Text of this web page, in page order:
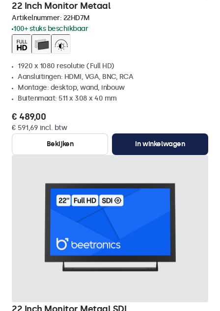
22 Inch Monitor Metaal
Artikelnummer: 22HD7M
100+ stuks beschikbaar
1920 x 1080 resolutie (Full HD)
Aansluitingen: HDMI, VGA, BNC, RCA
Montage: desktop, wand, inbouw
Buitenmaat: 511 x 308 x 40 mm
€ 489,00
€ 591,69 incl. btw
Bekijken
In winkelwagen